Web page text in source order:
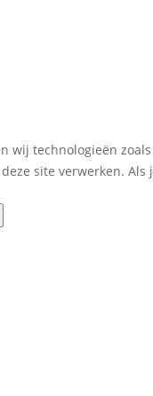
wij technologieën
site verwerken.